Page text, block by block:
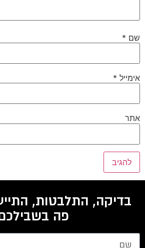
שם *
אימייל *
אתר
בדיקה, התלבטות,
פה